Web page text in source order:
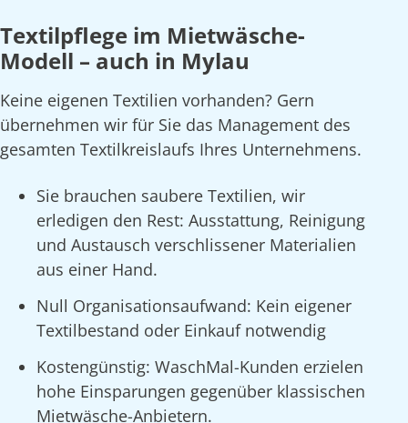
Textilpflege im Mietwäsche-
Modell – auch in Mylau
Keine eigenen Textilien vorhanden? Gern
übernehmen wir für Sie das Management des
gesamten Textilkreislaufs Ihres Unternehmens.
Sie brauchen saubere Textilien, wir
erledigen den Rest: Ausstattung, Reinigung
und Austausch verschlissener Materialien
aus einer Hand.
Null Organisationsaufwand: Kein eigener
Textilbestand oder Einkauf notwendig
Kostengünstig: WaschMal-Kunden erzielen
hohe Einsparungen gegenüber klassischen
Mietwäsche-Anbietern.